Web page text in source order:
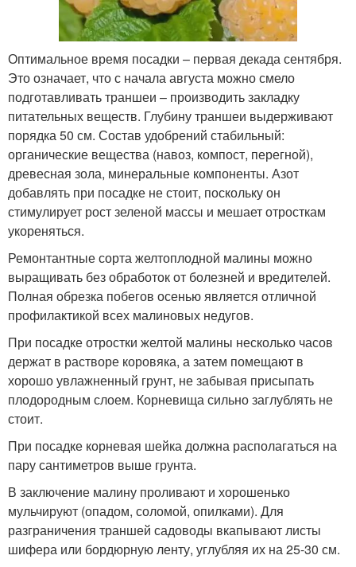
Оптимальное время посадки – первая декада сентября.
Это означает, что с начала августа можно смело
подготавливать траншеи – производить закладку
питательных веществ. Глубину траншеи выдерживают
порядка 50 см. Состав удобрений стабильный:
органические вещества (навоз, компост, перегной),
древесная зола, минеральные компоненты. Азот
добавлять при посадке не стоит, поскольку он
стимулирует рост зеленой массы и мешает отросткам
укореняться.
Ремонтантные сорта желтоплодной малины можно
выращивать без обработок от болезней и вредителей.
Полная обрезка побегов осенью является отличной
профилактикой всех малиновых недугов.
При посадке отростки желтой малины несколько часов
держат в растворе коровяка, а затем помещают в
хорошо увлажненный грунт, не забывая присыпать
плодородным слоем. Корневища сильно заглублять не
стоит.
При посадке корневая шейка должна располагаться на
пару сантиметров выше грунта.
В заключение малину проливают и хорошенько
мульчируют (опадом, соломой, опилками). Для
разграничения траншей садоводы вкапывают листы
шифера или бордюрную ленту, углубляя их на 25-30 см.